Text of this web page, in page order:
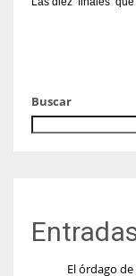
Buscar
El órdago